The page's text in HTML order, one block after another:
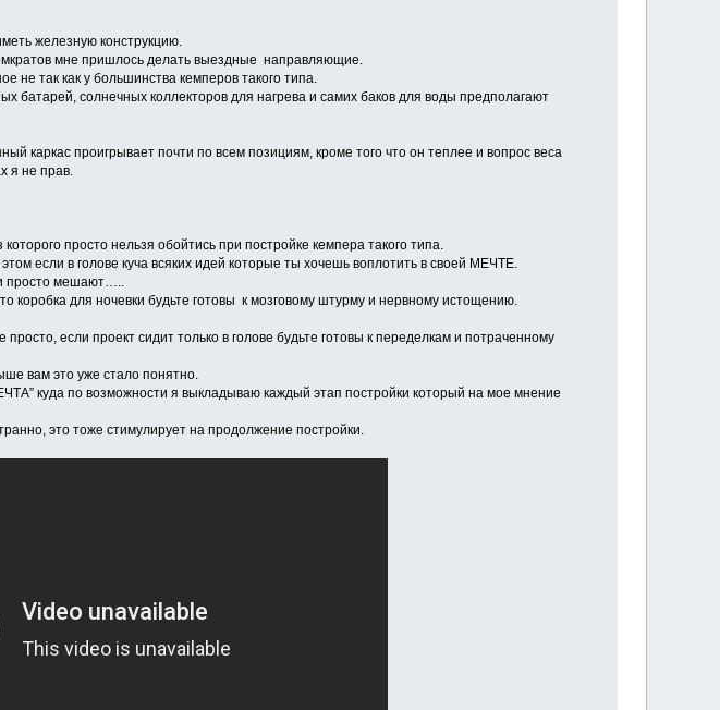
железную конструкцию.
мне пришлось делать выездные направляющие.
не так как у большинства кемперов такого типа.
батарей, солнечных коллекторов для нагрева и самих баков для воды предполагают
каркас проигрывает почти по всем позициям, кроме того что он теплее и вопрос веса
я не прав.
просто нельзя обойтись при постройке кемпера такого типа.
если в голове куча всяких идей которые ты хочешь воплотить в своей МЕЧТЕ.
просто мешают…..
коробка для ночевки будьте готовы к мозговому штурму и нервному истощению.
если проект сидит только в голове будьте готовы к переделкам и потраченному
вам это уже стало понятно.
куда по возможности я выкладываю каждый этап постройки который на мое мнение
это тоже стимулирует на продолжение постройки.